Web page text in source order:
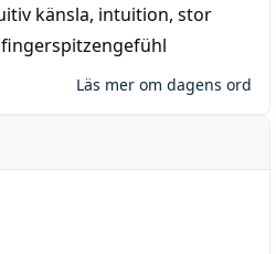
känsla, intuition, stor
fingerspitzengefühl
Läs mer om dagens ord